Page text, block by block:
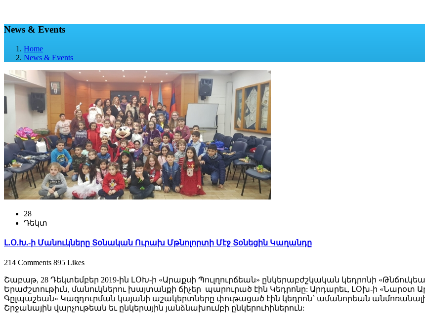
News & Events
Home
News & Events
28
Դեկտ
Լ.Օ.Խ.-ի Մանուկները Տօնական Ուրախ Մթնոլորտի Մէջ Տօնեցին Կաղանդը
214 Comments 895 Likes
Շաբաթ, 28 Դեկտեմբեր 2019-ին ԼՕԽ-ի «Արաքսի Պուլղուրճեան» ընկերաբժշկական կեդրոնի
Երաժշտութիւն, մանուկներու խայտանքի ճիչեր պարուրած էին Կեդրոնը: Արդարեւ, ԼՕխ-ի «Նարօտ
Գըլպաշեան» Կազդուրման կայանի աշակերտները փութացած էին կեդրոն` ամանորեան
Շրջանային վարչութեան եւ ընկերային յանձնախումբի ընկերուհիներուն: